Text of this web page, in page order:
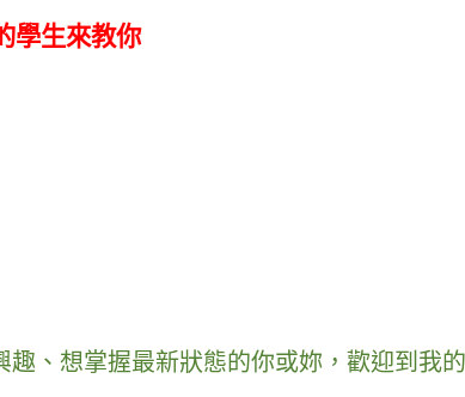
趣 、 想掌握最新狀態的你或妳 ， 歡迎到我